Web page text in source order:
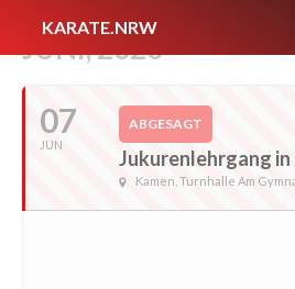
KARATE.NRW
JUNI, 2020
07
JUN
ABGESAGT
Jukurenlehrgang in
Kamen, Turnhalle Am